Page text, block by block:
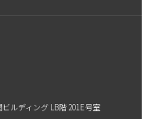
ルディング LB階 201E号室